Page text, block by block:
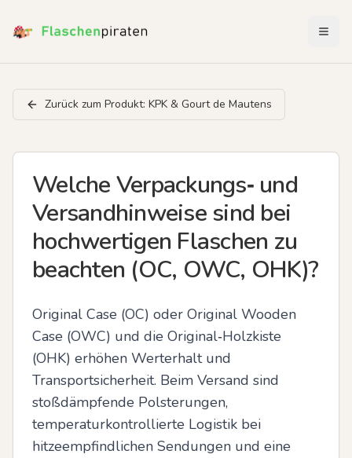
Zurück zum Produkt: KPK & Gourt de Mautens
Welche Verpackungs‑ und
Versandhinweise sind bei
hochwertigen Flaschen zu
beachten (OC, OWC, OHK)?
Original Case (OC) oder Original Wooden
Case (OWC) und die Original‑Holzkiste
(OHK) erhöhen Werterhalt und
Transportsicherheit. Beim Versand sind
stoßdämpfende Polsterungen,
temperaturkontrollierte Logistik bei
hitzeempfindlichen Sendungen und eine